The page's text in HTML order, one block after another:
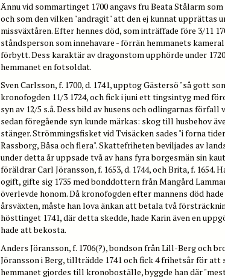
Ännu vid sommartinget 1700 angavs fru Beata Stålarm
och som den vilken "andragit" att den ej kunnat upprättas
missväxtåren. Efter hennes död, som inträffade före 3/11
ståndsperson som innehavare - förrän hemmanets
förbytt. Dess karaktär av dragonstom upphörde under
hemmanet en fotsoldat.
Sven Carlsson, f. 1700, d. 1741, upptog Gästersö "så gott
kronofogden 11/3 1724, och fick i juni ett tingsintyg med
syn av 12/5 s.å. Dess bild av husens och odlingarnas
sedan föregående syn kunde märkas: skog till husbehov
stänger. Strömmingsfisket vid Tvisäcken sades "i forna
Rassborg, Båsa och flera". Skattefriheten beviljades av
under detta år uppsade två av hans fyra borgesmän sin
föräldrar Carl Jöransson, f. 1653, d. 1744, och Brita, f. 1654.
ogift, gifte sig 1735 med bonddottern från Mangård
överlevde honom. Då kronofogden efter mannens död
årsväxten, måste han lova änkan att betala två
hösttinget 1741, där detta skedde, hade Karin även en
hade att bekosta.
Anders Jöransson, f. 1706(?), bondson från Lill-Berg och
Jöransson i Berg, tillträdde 1741 och fick 4 frihetsår för att
hemmanet gjordes till kronoboställe, byggde han där